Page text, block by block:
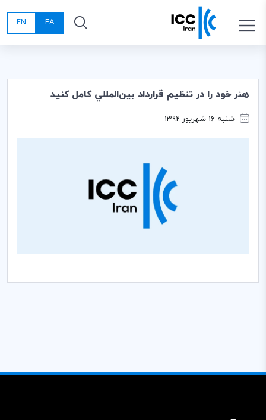
FA
EN
هنر خود را در تنظيم قرارداد بين‌المللي كامل كنيد
شنبه 16 شهریور 1392